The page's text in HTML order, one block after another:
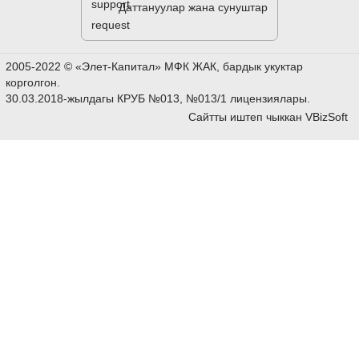
Даттануулар жана сунуштар
2005-2022 © «Элет-Капитал» МФК ЖАК, бардык укуктар
корголгон.
30.03.2018-жылдагы КРУБ №013, №013/1 лицензиялары.
Сайтты иштеп чыккан VBizSoft